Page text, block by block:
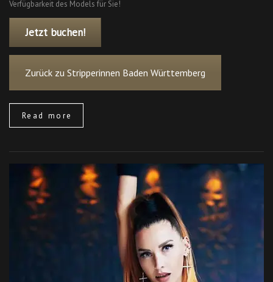
Verfügbarkeit des Models für Sie!
Jetzt buchen!
Zurück zu Stripperinnen Baden Württemberg
Read more